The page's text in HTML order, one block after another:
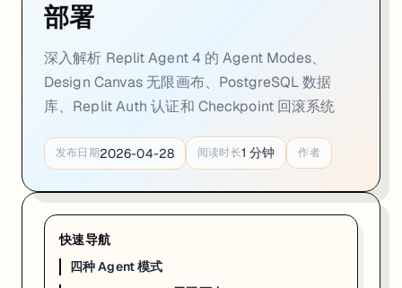
部署
深入解析 Replit Agent 4 的 Agent Modes、
Design Canvas 无限画布、PostgreSQL 数据
库、Replit Auth 认证和 Checkpoint 回滚系统
发布日期2026-04-28 阅读时长1 分钟 作者
快速导航
四种 Agent 模式